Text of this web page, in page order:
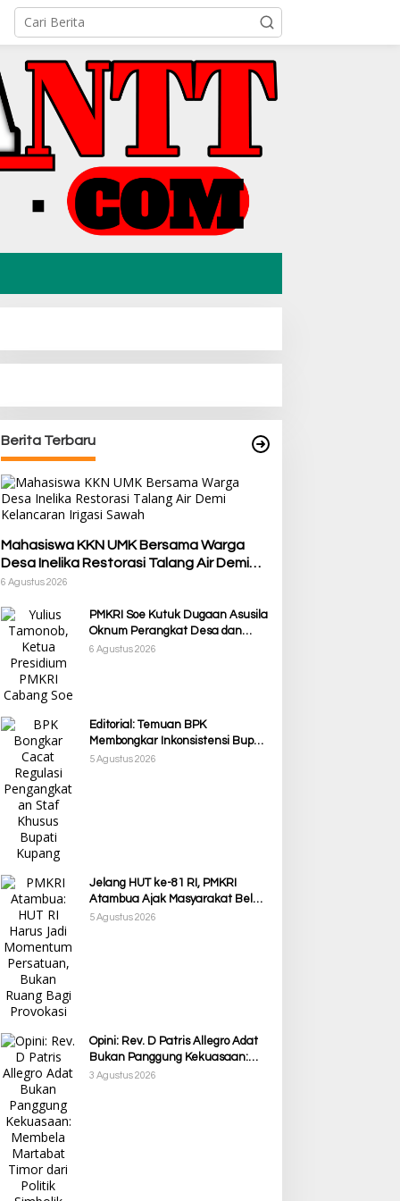
Berita Terbaru
Mahasiswa KKN UMK Bersama Warga
Desa Inelika Restorasi Talang Air Demi
Kelancaran Irigasi Sawah
6 Agustus 2026
PMKRI Soe Kutuk Dugaan Asusila
Oknum Perangkat Desa dan
Guru PPPK, Soroti Ketimpangan
6 Agustus 2026
Editorial: Temuan BPK
Membongkar Inkonsistensi Bupati
Kupang dalam Menjalankan
5 Agustus 2026
Jelang HUT ke-81 RI, PMKRI
Atambua Ajak Masyarakat Belu
Jaga Kamtibmas dan Tolak
5 Agustus 2026
Opini: Rev. D Patris Allegro Adat
Bukan Panggung Kekuasaan:
Membela Martabat Timor dari
3 Agustus 2026